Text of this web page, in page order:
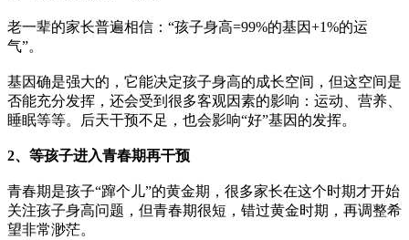
老一辈的家长普遍相信：“孩子身高=99%的基因+1%的运
气”。
基因确是强大的，它能决定孩子身高的成长空间，但这空间是
否能充分发挥，还会受到很多客观因素的影响：运动、营养、
睡眠等等。后天干预不足，也会影响“好”基因的发挥。
2、等孩子进入青春期再干预
青春期是孩子“蹿个儿”的黄金期，很多家长在这个时期才开始
关注孩子身高问题，但青春期很短，错过黄金时期，再调整希
望非常渺茫。